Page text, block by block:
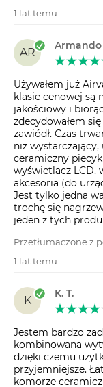
1 lat temu
AR
Armando
Używałem już
klasie cenowej są
jakościowy i
zdecydowałem
zawiódł. Czas
niż
ceramiczny
wyświetlacz LCD,
akcesoria (do
Jest tylko jedna
trochę się
jeden z tych
Przetłumaczone z
1 lat temu
K
K. T.
Jestem bardzo
kombinowana
dzięki czemu
przyjemniejsze.
komorze